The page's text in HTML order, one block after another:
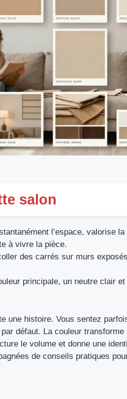
salon
l’espace, valorise
à vivre la pièce.
des carrés sur murs
principale, un neutre clair
une histoire. Vous sentez
défaut. La couleur transforme
le volume et donne une
de conseils pratiques